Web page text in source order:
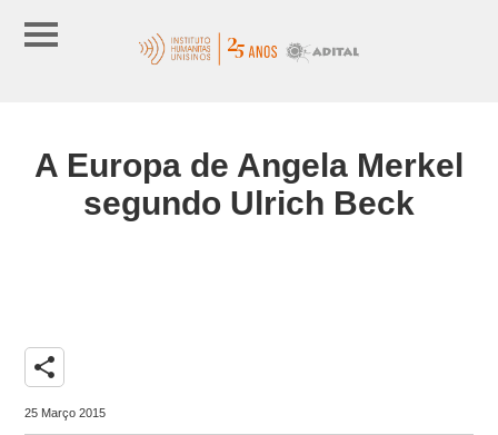
A Europa de Angela Merkel
segundo Ulrich Beck
share
25 Março 2015